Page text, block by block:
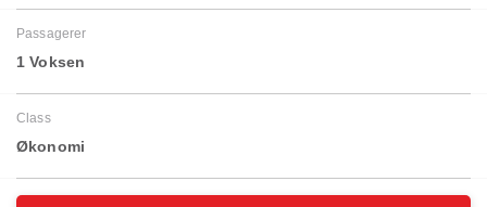
Passagerer
1 Voksen
Class
Økonomi